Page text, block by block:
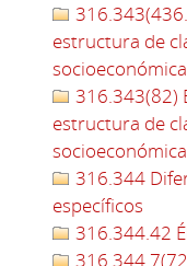
estructura de
316.343(82)
estructura de
316.344
específicos
316.344.42